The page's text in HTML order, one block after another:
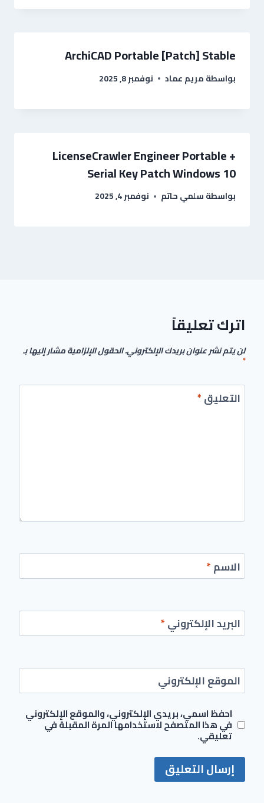
ArchiCAD Portable [Patch] Stable
بواسطةمريم عماد نوفمبر 8, 2025
LicenseCrawler Engineer Portable +
Serial Key Patch Windows 10
بواسطةسلمي حاتم نوفمبر 4, 2025
اترك تعليقاً
لن يتم نشر عنوان بريدك الإلكتروني.الحقول الإلزامية مشار إليها بـ
*
التعليق*
الاسم*
البريد الإلكتروني*
الموقع الإلكتروني
احفظ اسمي، بريدي الإلكتروني، والموقع الإلكتروني
في هذا المتصفح لاستخدامها المرة المقبلة في
تعليقي.